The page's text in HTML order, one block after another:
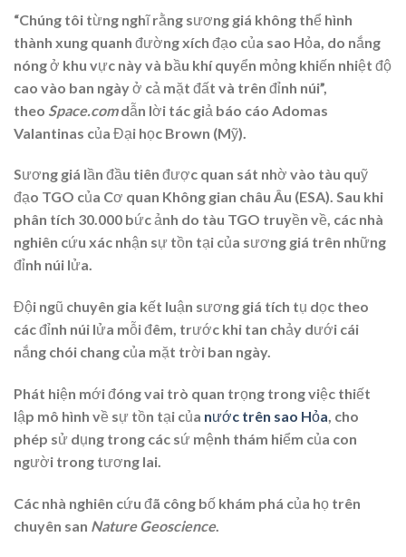
“Chúng tôi từng nghĩ rằng sương giá không thể hình
thành xung quanh đường xích đạo của sao Hỏa, do nắng
nóng ở khu vực này và bầu khí quyển mỏng khiến nhiệt độ
cao vào ban ngày ở cả mặt đất và trên đỉnh núi”,
theo Space.comdẫn lời tác giả báo cáo Adomas
Valantinas của Đại học Brown (Mỹ).
Sương giá lần đầu tiên được quan sát nhờ vào tàu quỹ
đạo TGO của Cơ quan Không gian châu Âu (ESA). Sau khi
phân tích 30.000 bức ảnh do tàu TGO truyền về, các nhà
nghiên cứu xác nhận sự tồn tại của sương giá trên những
đỉnh núi lửa.
Đội ngũ chuyên gia kết luận sương giá tích tụ dọc theo
các đỉnh núi lửa mỗi đêm, trước khi tan chảy dưới cái
nắng chói chang của mặt trời ban ngày.
Phát hiện mới đóng vai trò quan trọng trong việc thiết
lập mô hình về sự tồn tại của nước trên sao Hỏa, cho
phép sử dụng trong các sứ mệnh thám hiểm của con
người trong tương lai.
Các nhà nghiên cứu đã công bố khám phá của họ trên
chuyên san Nature Geoscience.